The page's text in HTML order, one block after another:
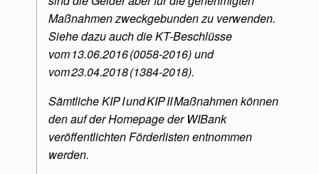
Maßnahmen zweckgebunden zu verwenden.
Siehe dazu auch die KT-Beschlüsse
vom 13.06.2016 (0058‑2016) und
vom 23.04.2018 (1384‑2018).
Sämtliche KIP I und KIP II Maßnahmen können
den auf der Homepage der WIBank
veröffentlichten Förderlisten entnommen
werden.